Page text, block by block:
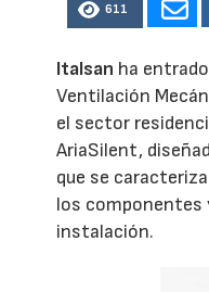
611
Italsan ha
Ventilación
el sector
AriaSilent,
que se
los componentes
instalación.